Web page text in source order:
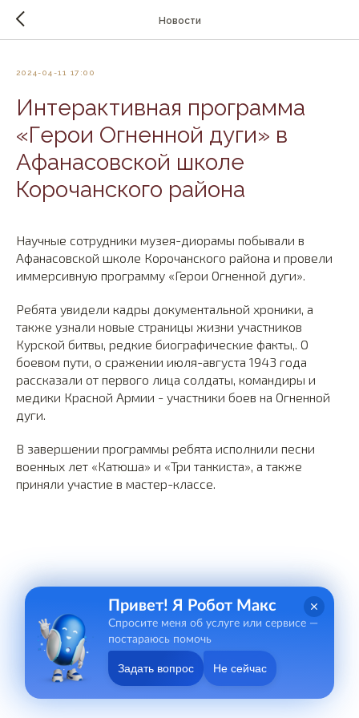
Новости
2024-04-11 17:00
Интерактивная программа
«Герои Огненной дуги» в
Афанасовской школе
Корочанского района
Научные сотрудники музея-диорамы побывали в
Афанасовской школе Корочанского района и провели
иммерсивную программу «Герои Огненной дуги».
Ребята увидели кадры документальной хроники, а
также узнали новые страницы жизни участников
Курской битвы, редкие биографические факты,. О
боевом пути, о сражении июля-августа 1943 года
рассказали от первого лица солдаты, командиры и
медики Красной Армии - участники боев на Огненной
дуги.
В завершении программы ребята исполнили песни
военных лет «Катюша» и «Три танкиста», а также
приняли участие в мастер-классе.
Привет! Я Робот Макс
Спросите меня об услуге или сервисе —
постараюсь помочь
Задать вопрос Не сейчас